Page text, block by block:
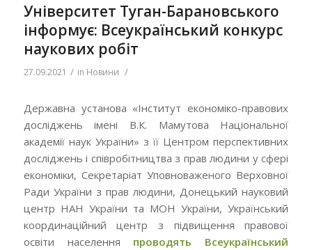
Університет Туган-Барановського
інформує: Всеукраїнський конкурс
наукових робіт
27.09.2021 / in Новини /
Державна установа «Інститут економіко-правових
досліджень імені В.К. Мамутова Національної
академії наук України» з її Центром перспективних
досліджень і співробітництва з прав людини у сфері
економіки, Секретаріат Уповноваженого Верховної
Ради України з прав людини, Донецький науковий
центр НАН України та МОН України, Український
координаційний центр з підвищення правової
освіти населення проводять Всеукраїнський